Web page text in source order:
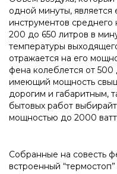
одной минуты, является
инструментов среднего
200 до 650 литров в
температуры
отражается на его
фена колеблется от
имеющий мощность
дорогим и габаритным,
бытовых работ
мощностью до 2000 ватт
Собранные на совесть
встроенный